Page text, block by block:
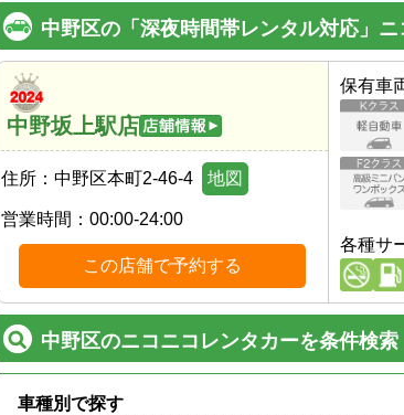
中野区の「深夜時間帯レンタル対応」
中野坂上駅店
住所： 中野区本町2-46-4 地図
営業時間： 00:00-24:00
この店舗で予約する
保有車
各種サ
中野区のニコニコレンタカーを条件検索
車種別で探す